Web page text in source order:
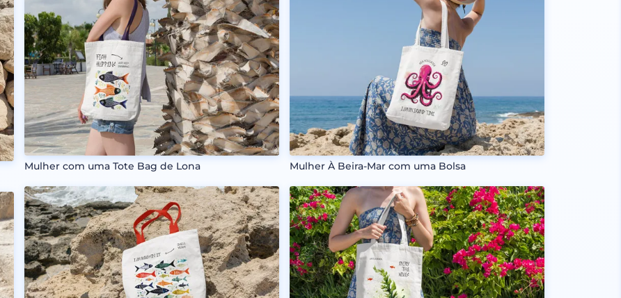
Mulher com uma Tote Bag de Lona Mulher À Beira-Mar com uma Bolsa